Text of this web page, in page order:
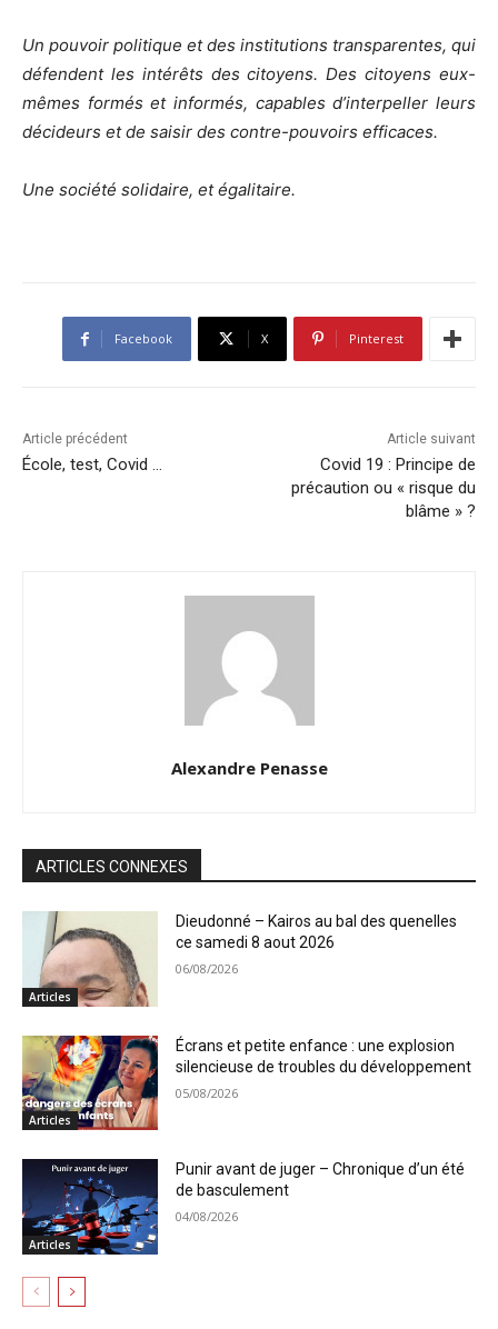
Un pouvoir politique et des institutions transparentes, qui
défendent les intérêts des citoyens. Des citoyens eux-
mêmes formés et informés, capables d’interpeller leurs
décideurs et de saisir des contre-pouvoirs efficaces.
Une société solidaire, et égalitaire.
Facebook X Pinterest
Article précédent
École, test, Covid …
Article suivant
Covid 19 : Principe de
précaution ou « risque du
blâme » ?
Alexandre Penasse
ARTICLES CONNEXES
Articles
Dieudonné – Kairos au bal des quenelles
ce samedi 8 aout 2026
06/08/2026
Articles
Écrans et petite enfance : une explosion
silencieuse de troubles du développement
05/08/2026
Articles
Punir avant de juger – Chronique d’un été
de basculement
04/08/2026